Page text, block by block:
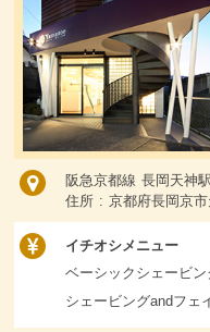
阪急京都線 長岡天神
住所 : 京都府長岡京市
イチオシメニュー
ベーシックシェービ
シェービングandフェ